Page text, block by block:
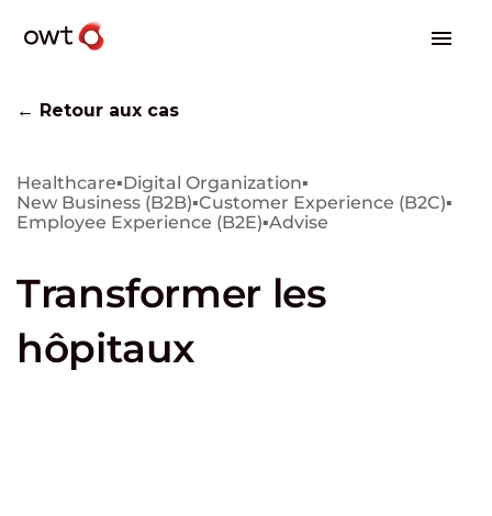
← Retour aux cas
Healthcare▪Digital Organization▪
New Business (B2B)▪Customer Experience (B2C)▪
Employee Experience (B2E)▪Advise
Transformer les
hôpitaux